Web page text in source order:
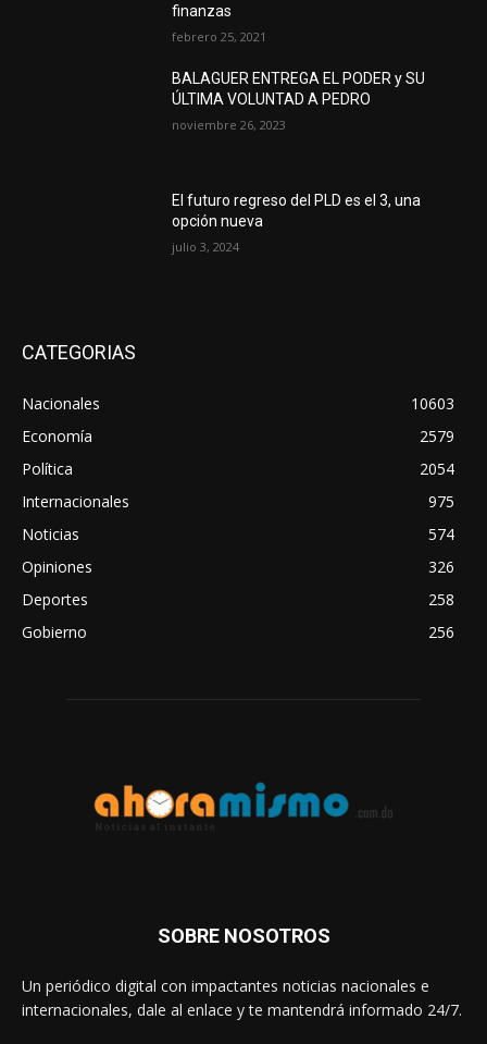
finanzas
febrero 25, 2021
BALAGUER ENTREGA EL PODER y SU
ÚLTIMA VOLUNTAD A PEDRO
noviembre 26, 2023
El futuro regreso del PLD es el 3, una
opción nueva
julio 3, 2024
CATEGORIAS
Nacionales
10603
Economía
2579
Política
2054
Internacionales
975
Noticias
574
Opiniones
326
Deportes
258
Gobierno
256
SOBRE NOSOTROS
Un periódico digital con impactantes noticias nacionales e
internacionales, dale al enlace y te mantendrá informado 24/7.